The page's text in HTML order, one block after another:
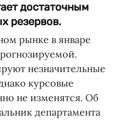
достаточным
резервов.
рынке в январе
незначительные
курсовые
не изменятся. Об
департамента